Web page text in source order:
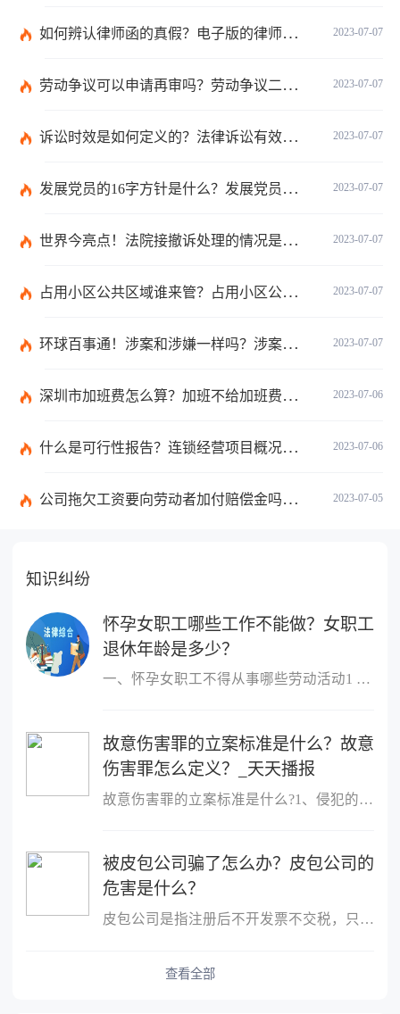
2023-07-07
如何辨认律师函的真假？电子版的律师函是真的吗？
2023-07-07
劳动争议可以申请再审吗？劳动争议二审后还可以上诉吗？
2023-07-07
诉讼时效是如何定义的？法律诉讼有效期是多久？
2023-07-07
发展党员的16字方针是什么？发展党员程序有哪些？ 全球消息
2023-07-07
世界今亮点！法院接撤诉处理的情况是什么？离婚案件撤诉后什么时候可以再起诉？
2023-07-07
占用小区公共区域谁来管？占用小区公共区域违法吗？
2023-07-07
环球百事通！涉案和涉嫌一样吗？涉案金额多少可以立案？
2023-07-06
深圳市加班费怎么算？加班不给加班费应该怎么办？
2023-07-06
什么是可行性报告？连锁经营项目概况都有哪些内容？ 环球观察
2023-07-05
公司拖欠工资要向劳动者加付赔偿金吗？拖欠工资仲裁时效期间是如何规定的？
知识纠纷
怀孕女职工哪些工作不能做？女职工
退休年龄是多少？
一、怀孕女职工不得从事哪些劳动活动1 作业场所空气中铅及其化合物
故意伤害罪的立案标准是什么？故意
伤害罪怎么定义？_天天播报
故意伤害罪的立案标准是什么?1、侵犯的客体是他人的身体健康权;2、
被皮包公司骗了怎么办？皮包公司的
危害是什么？
皮包公司是指注册后不开发票不交税，只用公司名称进行进出账的公司
查看全部